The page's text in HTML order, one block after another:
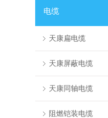
电缆
天康扁电缆
天康屏蔽电缆
天康同轴电缆
阻燃铠装电缆